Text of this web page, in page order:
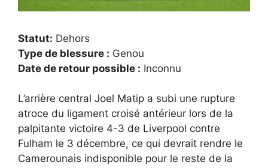
Statut: Dehors
Type de blessure : Genou
Date de retour possible : Inconnu
L’arrière central Joel Matip a subi une rupture
atroce du ligament croisé antérieur lors de la
palpitante victoire 4-3 de Liverpool contre
Fulham le 3 décembre, ce qui devrait rendre le
Camerounais indisponible pour le reste de la